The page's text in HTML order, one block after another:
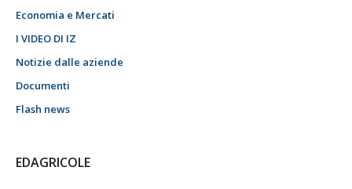
Economia e Mercati
I VIDEO DI IZ
Notizie dalle aziende
Documenti
Flash news
EDAGRICOLE